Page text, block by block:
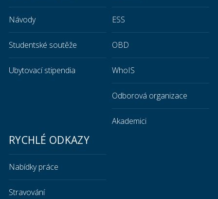
Návody
Studentské soutěže
Ubytovací stipendia
ESS
OBD
WhoIS
Odborová organizace
Akademici
RYCHLÉ ODKAZY
Nabídky práce
Stravování